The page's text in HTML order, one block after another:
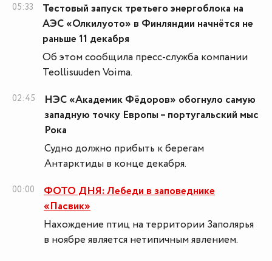
05:33
Тестовый запуск третьего энергоблока на
АЭС «Олкилуото» в Финляндии начнётся не
раньше 11 декабря
Об этом сообщила пресс-служба компании
Teollisuuden Voima.
02:45
НЭС «Академик Фёдоров» обогнуло самую
западную точку Европы – португальский мыс
Рока
Судно должно прибыть к берегам
Антарктиды в конце декабря.
00:00
ФОТО ДНЯ: Лебеди в заповеднике
«Пасвик»
Нахождение птиц на территории Заполярья
в ноябре является нетипичным явлением.